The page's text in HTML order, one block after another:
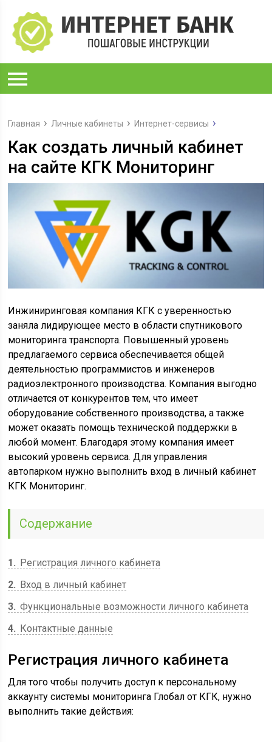
Главная Личные кабинеты Интернет-сервисы
Как создать личный кабинет
на сайте КГК Мониторинг
Инжиниринговая компания КГК с уверенностью
заняла лидирующее место в области спутникового
мониторинга транспорта. Повышенный уровень
предлагаемого сервиса обеспечивается общей
деятельностью программистов и инженеров
радиоэлектронного производства. Компания выгодно
отличается от конкурентов тем, что имеет
оборудование собственного производства, а также
может оказать помощь технической поддержки в
любой момент. Благодаря этому компания имеет
высокий уровень сервиса. Для управления
автопарком нужно выполнить вход в личный кабинет
КГК Мониторинг.
Содержание
1
Регистрация личного кабинета
2
Вход в личный кабинет
3 Функциональные возможности личного кабинета
4
Контактные данные
Регистрация личного кабинета
Для того чтобы получить доступ к персональному
аккаунту системы мониторинга Глобал от КГК, нужно
выполнить такие действия: